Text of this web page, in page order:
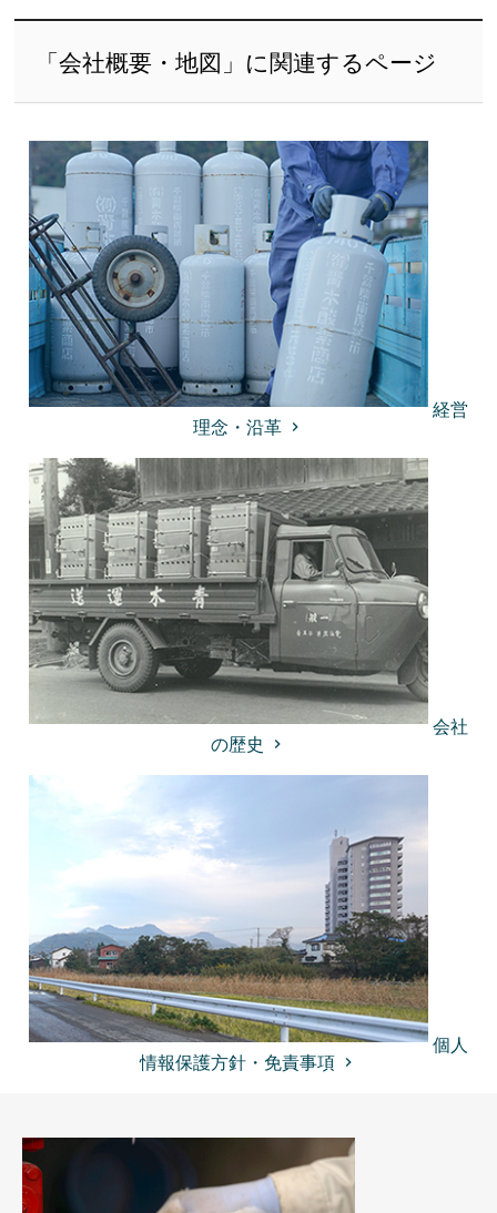
「会社概要・地図」に関連するページ
経営
理念・沿革 keyboard_arrow_right
会社
の歴史 keyboard_arrow_right
個人
情報保護方針・免責事項 keyboard_arrow_right